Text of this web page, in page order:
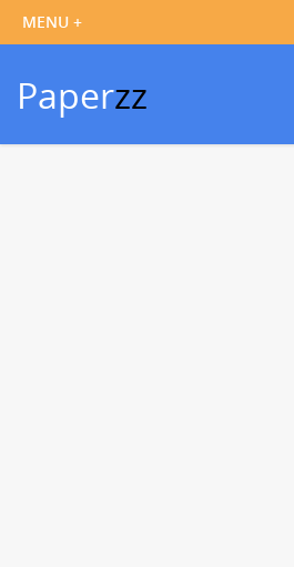
Paperzz